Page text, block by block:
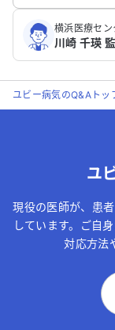
横浜医療セ
川崎 千瑛
ユビー病気のQ&Aトッ
ユ
現役の医師が、患
しています。ご自
対応方法